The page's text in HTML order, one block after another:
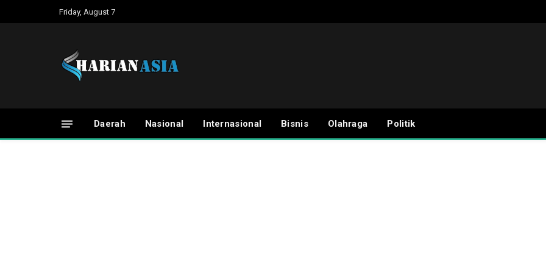
Friday, August 7
Daerah Nasional Internasional Bisnis Olahraga Politik